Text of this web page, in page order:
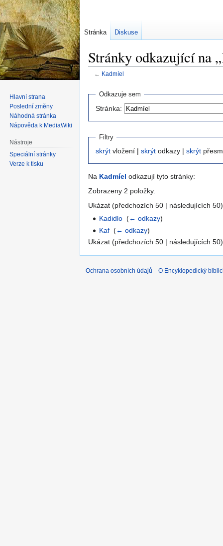
Stránky odkazující na
← Kadmíel
Skočit
navigaci
Skočit
vyhledávání
Odkazuje sem
Stránka:
Filtry
skrýt vložení | skrýt odkazy | skrýt
Na Kadmíel odkazují tyto stránky:
Zobrazeny 2 položky.
Ukázat (předchozích 50 | následujících
Kadidlo ‎(← odkazy)
Kaf ‎(← odkazy)
Ukázat (předchozích 50 | následujících
Stránka Diskuse
Hlavní strana
Poslední změny
Náhodná stránka
Nápověda k MediaWiki
Nástroje
Speciální stránky
Verze k tisku
Ochrana osobních údajů O Encyklopedický